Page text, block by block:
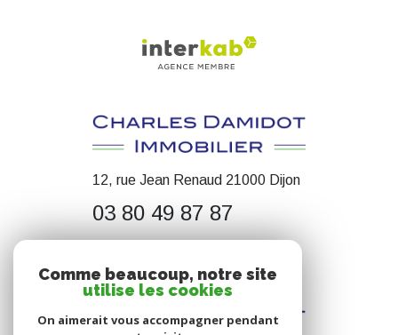
12, rue Jean Renaud 21000 Dijon
03 80 49 87 87
Comme beaucoup, notre site
utilise les cookies
On aimerait vous accompagner pendant